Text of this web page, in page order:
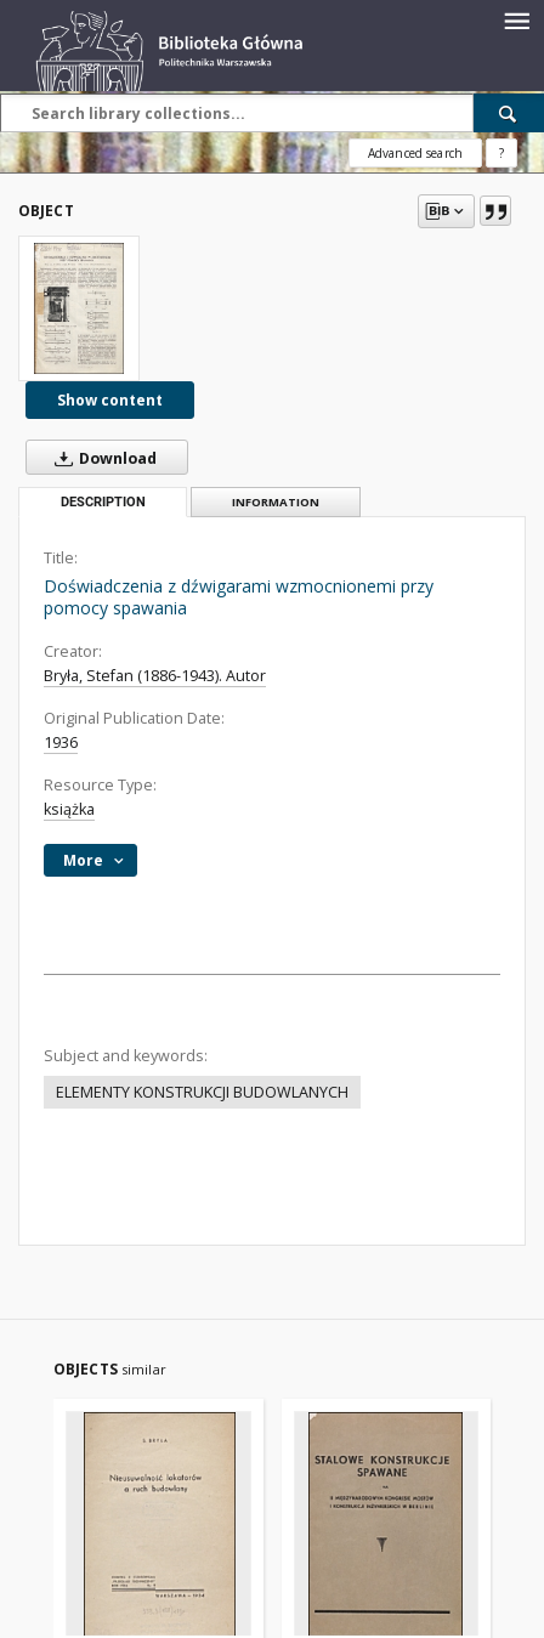
Advanced search ?
OBJECT
Show content
Download
DESCRIPTION INFORMATION
Title:
Doświadczenia z dźwigarami wzmocnionemi przy
pomocy spawania
Creator:
Bryła, Stefan (1886-1943). Autor
Original Publication Date:
1936
Resource Type:
książka
More
Subject and keywords:
ELEMENTY KONSTRUKCJI BUDOWLANYCH
OBJECTS similar